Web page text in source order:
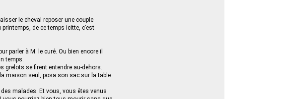
le cheval reposer une couple
de ce temps icitte, c’est
parler à M. le curé. Ou bien encore il
temps.
grelots se firent entendre au-dehors.
maison seul, posa son sac sur la table
malades. Et vous, vous êtes venus